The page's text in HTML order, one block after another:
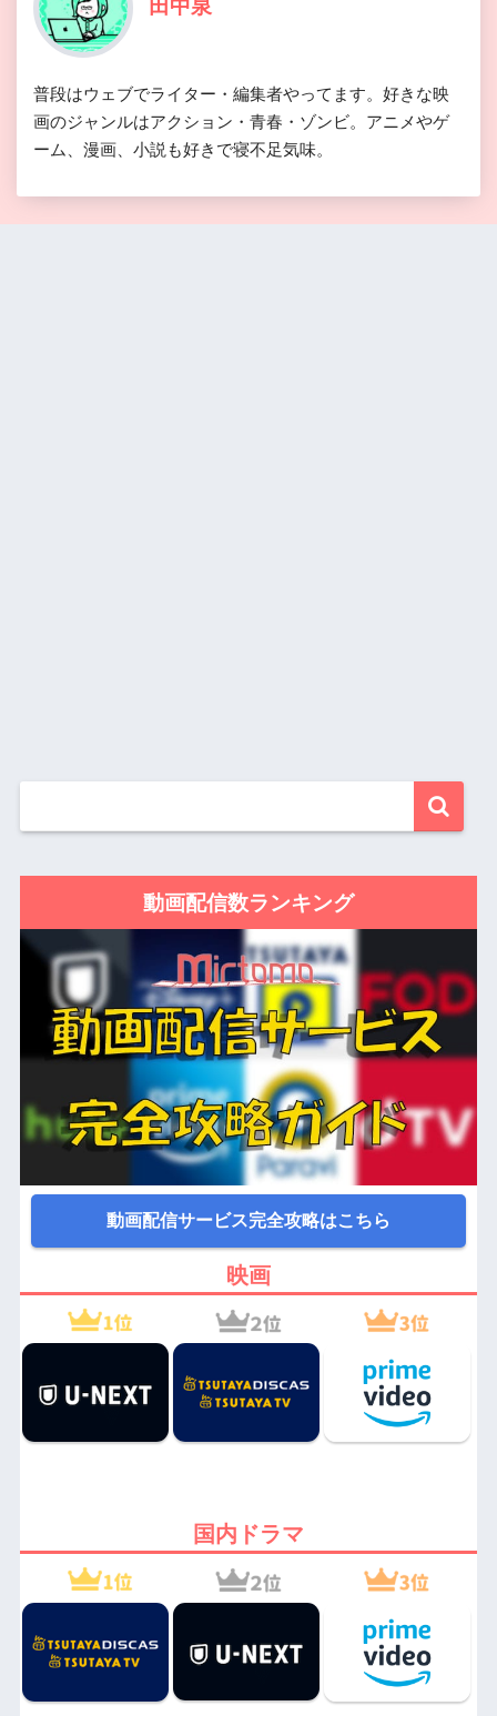
田中泉
普段はウェブでライター・編集者やってます。好きな映
画のジャンルはアクション・青春・ゾンビ。アニメやゲ
ーム、漫画、小説も好きで寝不足気味。
動画配信数ランキング
動画配信サービス完全攻略はこちら
映画
国内ドラマ